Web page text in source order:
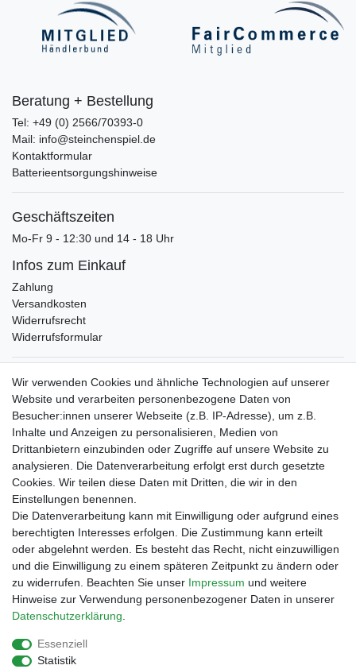
Beratung + Bestellung
Tel: +49 (0) 2566/70393-0
Mail: info@steinchenspiel.de
Kontaktformular
Batterieentsorgungshinweise
Geschäftszeiten
Mo-Fr 9 - 12:30 und 14 - 18 Uhr
Infos zum Einkauf
Zahlung
Versandkosten
Widerrufsrecht
Widerrufsformular
Verpackungslizenz
bei der Landbell AG
Zahlungsarten
Vorabüberweisung
Rechnungskauf
Zahlung bei Abholung
PayPal (inkl. Kreditkarten)
Impressum
Wir verwenden Cookies und ähnliche Technologien auf unserer
Website und verarbeiten personenbezogene Daten von
Besucher:innen unserer Webseite (z.B. IP-Adresse), um z.B.
Inhalte und Anzeigen zu personalisieren, Medien von
Drittanbietern einzubinden oder Zugriffe auf unsere Website zu
analysieren. Die Datenverarbeitung erfolgt erst durch gesetzte
Cookies. Wir teilen diese Daten mit Dritten, die wir in den
Einstellungen benennen.
Die Datenverarbeitung kann mit Einwilligung oder aufgrund eines
berechtigten Interesses erfolgen. Die Zustimmung kann erteilt
oder abgelehnt werden. Es besteht das Recht, nicht einzuwilligen
und die Einwilligung zu einem späteren Zeitpunkt zu ändern oder
zu widerrufen. Beachten Sie unser Impressum und weitere
Hinweise zur Verwendung personenbezogener Daten in unserer
Daten­schutz­erklärung
Essenziell
Statistik